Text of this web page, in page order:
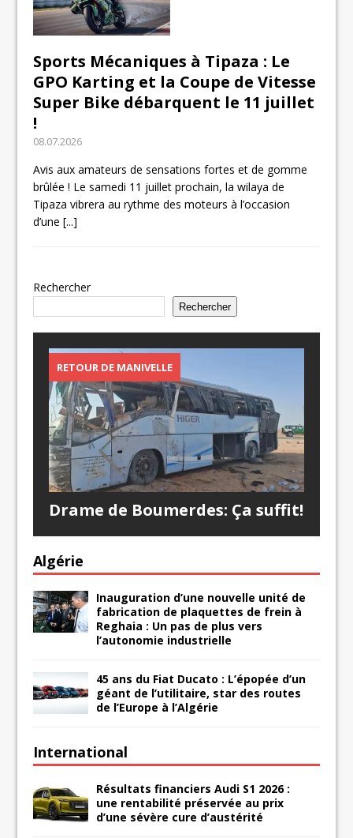
Sports Mécaniques à Tipaza : Le
GPO Karting et la Coupe de Vitesse
Super Bike débarquent le 11 juillet
!
08.07.2026
Avis aux amateurs de sensations fortes et de gomme
brûlée ! Le samedi 11 juillet prochain, la wilaya de
Tipaza vibrera au rythme des moteurs à l’occasion
d’une[...]
Rechercher
Rechercher
RETOUR DE MANIVELLE
Drame de Boumerdes: Ça suffit!
Algérie
Inauguration d’une nouvelle unité de
fabrication de plaquettes de frein à
Reghaia : Un pas de plus vers
l’autonomie industrielle
45 ans du Fiat Ducato : L’épopée d’un
géant de l’utilitaire, star des routes
de l’Europe à l’Algérie
International
Résultats financiers Audi S1 2026 :
une rentabilité préservée au prix
d’une sévère cure d’austérité